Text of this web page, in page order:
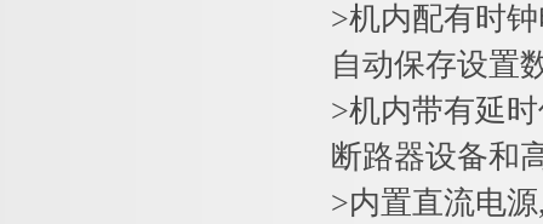
>机内配有时
自动保存设置
>机内带有延
断路器设备和
>内置直流电